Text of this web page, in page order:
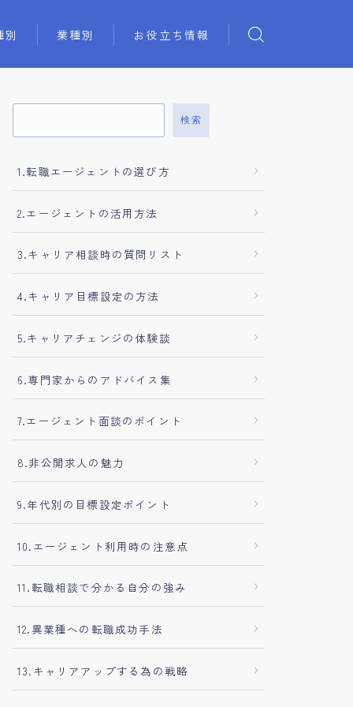
別 業種別 お役立ち情報
検索
1.転職エージェントの選び方
2.エージェントの活用方法
3.キャリア相談時の質問リスト
4.キャリア目標設定の方法
5.キャリアチェンジの体験談
6.専門家からのアドバイス集
7.エージェント面談のポイント
8.非公開求人の魅力
9.年代別の目標設定ポイント
10.エージェント利用時の注意点
11.転職相談で分かる自分の強み
12.異業種への転職成功手法
13.キャリアアップする為の戦略